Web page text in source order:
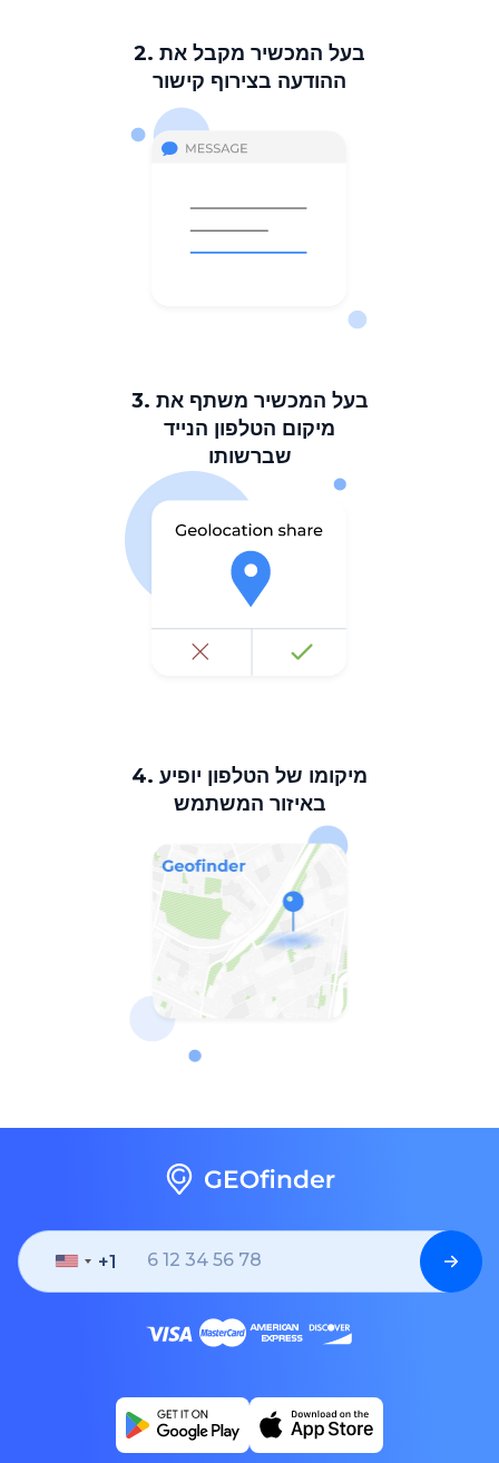
2. בעל המכשיר מקבל את
ההודעה בצירוף קישור
3. בעל המכשיר משתף את
מיקום הטלפון הנייד
שברשותו
4. מיקומו של הטלפון יופיע
באיזור המשתמש
United
+1
+1